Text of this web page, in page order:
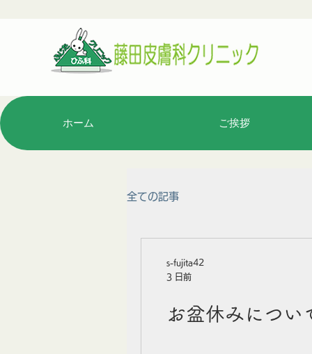
ホーム ご挨拶
全ての記事
お盆休みについ
s-fujita42
3 日前